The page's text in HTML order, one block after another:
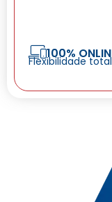
100%
Flexibilidade